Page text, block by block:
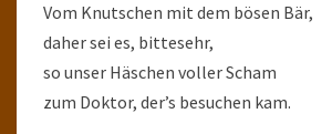
Vom Knutschen mit dem bösen Bär,
daher sei es, bittesehr,
so unser Häschen voller Scham
zum Doktor, der’s besuchen kam.